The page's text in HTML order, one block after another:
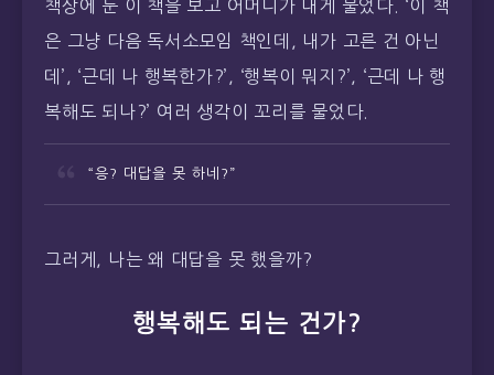
책상에 둔 이 책을 보고 어머니가 내게 물었다. ‘이 책
은 그냥 다음 독서소모임 책인데, 내가 고른 건 아닌
데’, ‘근데 나 행복한가?’, ‘행복이 뭐지?’, ‘근데 나 행
복해도 되나?’ 여러 생각이 꼬리를 물었다.
“응? 대답을 못 하네?”
그러게, 나는 왜 대답을 못 했을까?
행복해도 되는 건가?